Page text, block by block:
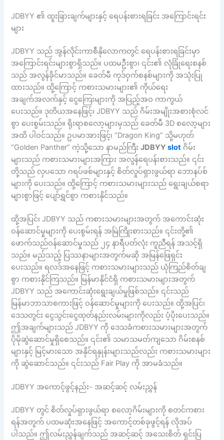
JDBYY ၏ ထူးခြားချက်များနှင့် ရေပန်းစားရခြင်း အကြောင်းရင်း
များ
JDBYY သည် အွန်လိုင်းကာစီနိုလောကတွင် ရေပန်းစားရခြင်းမှာ
အကြောင်းရင်းများစွာရှိသည်။ ပထမဦးစွာ၊ ၎င်း၏ လုံခြုံရေးစနစ်
သည် အလွန်ခိုင်မာသည်။ ခေတ်မီ ကုဒ်ဝှက်စနစ်များကို အသုံးပြု
ထားသည်။ ထို့ကြောင့် ကစားသမားများ၏ ကိုယ်ရေး
အချက်အလက်နှင့် ငွေကြေးများကို အပြည့်အဝ ကာကွယ်
ပေးသည်။ ဒုတိယအနေဖြင့်၊ JDBYY သည် ဂိမ်းအမျိုးအစားစုံလင်
စွာ ပေးစွမ်းသည်။ ရိုးရာစလော့များမှသည် ခေတ်မီ 3D စလော့များ
အထိ ပါဝင်သည်။ ဥပမာအားဖြင့်၊ “Dragon King” သို့မဟုတ်
“Golden Panther” ကဲ့သို့သော နာမည်ကြီးJDBYYslot ဂိမ်း
များသည် ကစားသမားများအကြား အလွန်ရေပန်းစားသည်။ ၎င်း
တို့သည် လှပသော ဂရပ်ဖစ်များနှင့် စိတ်လှုပ်ရှားဖွယ်ရာ ဘောနပ်စ်
များကို ပေးသည်။ ထို့ကြောင့် ကစားသမားများသည် ရွေးချယ်စရာ
များစွာဖြင့် ပျော်ရွှင်စွာ ကစားနိုင်သည်။
ထို့အပြင်၊ JDBYY သည် ကစားသမားများအတွက် အကောင်းဆုံး
ဝန်ဆောင်မှုများကို ပေးစွမ်းရန် အမြဲကြိုးစားသည်။ ၎င်းတို့၏
ဖောက်သည်ဝန်ဆောင်မှုသည် ၂၄ နာရီပတ်လုံး ကူညီရန် အသင့်ရှိ
သည်။ မည်သည့် ပြဿနာများအတွက်မဆို အမြန်ဖြေရှင်း
ပေးသည်။ ရလဒ်အနေဖြင့် ကစားသမားများသည် ယုံကြည်စိတ်ချ
စွာ ကစားနိုင်ကြသည်။ မြန်မာနိုင်ငံရှိ ကစားသမားများအတွက်
JDBYY သည် အကောင်းဆုံးရွေးချယ်မှုဖြစ်သည်။ ၎င်းသည်
မြန်မာဘာသာစကားဖြင့် ဝန်ဆောင်မှုများကို ပေးသည်။ ထို့အပြင်၊
ဒေသတွင်း ငွေသွင်းငွေထုတ်နည်းလမ်းများကိုလည်း ပံ့ပိုးပေးသည်။
ဤအချက်များသည် JDBYY ကို ဒေသခံကစားသမားများအတွက်
ပိုမိုဆွဲဆောင်မှုရှိစေသည်။ ၎င်း၏ သမာသမတ်ကျသော ဂိမ်းစနစ်
များနှင့် မြင့်မားသော အနိုင်ရနှုန်းများသည်လည်း ကစားသမားများ
ကို ဆွဲဆောင်သည်။ ၎င်းသည် Fair Play ကို အာမခံသည်။
JDBYY အကောင့်ဖွင့်နည်း- အဆင့်ဆင့် လမ်းညွှန်
JDBYY တွင် စိတ်လှုပ်ရှားဖွယ်ရာ စလော့ဂိမ်းများကို စတင်ကစား
ရန်အတွက် ပထမဆုံးအနေဖြင့် အကောင့်တစ်ခုဖွင့်ရန် လိုအပ်
ပါသည်။ ဤလမ်းညွှန်ချက်သည် အဆင့်ဆင့် အသေးစိတ် ရှင်းပြ